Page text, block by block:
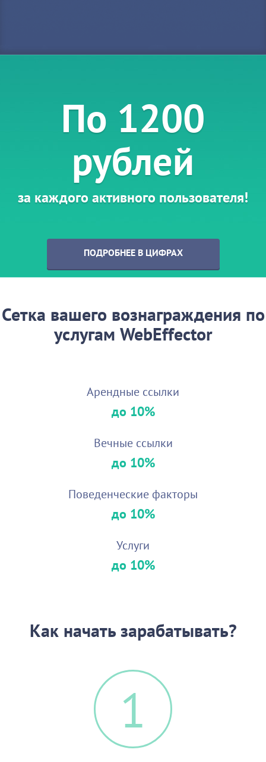
По 1200
рублей
за каждого активного пользователя!
ПОДРОБНЕЕ В ЦИФРАХ
Сетка вашего вознаграждения по
услугам WebEffector
Арендные ссылки
до 10%
Вечные ссылки
до 10%
Поведенческие факторы
до 10%
Услуги
до 10%
Как начать зарабатывать?
1